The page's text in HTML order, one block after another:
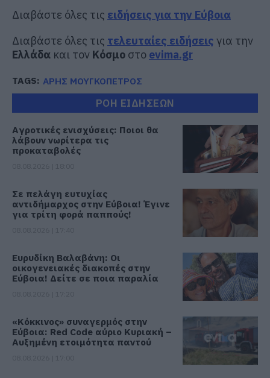
Διαβάστε όλες τις ειδήσεις για την Εύβοια
Διαβάστε όλες τις τελευταίες ειδήσεις για την
Ελλάδα και τον Κόσμο στο evima.gr
TAGS: ΑΡΗΣ ΜΟΥΓΚΟΠΕΤΡΟΣ
ΡΟΗ ΕΙΔΗΣΕΩΝ
Αγροτικές ενισχύσεις: Ποιοι θα
λάβουν νωρίτερα τις
προκαταβολές
Σε πελάγη ευτυχίας
αντιδήμαρχος στην Εύβοια! Έγινε
για τρίτη φορά παππούς!
Ευρυδίκη Βαλαβάνη: Οι
οικογενειακές διακοπές στην
Εύβοια! Δείτε σε ποια παραλία
«Κόκκινος» συναγερμός στην
Εύβοια: Red Code αύριο Κυριακή –
Αυξημένη ετοιμότητα παντού